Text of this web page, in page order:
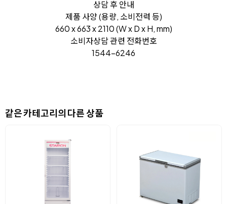
상담 후 안내
제품 사양 (용량, 소비전력 등)
660 x 663 x 2110 (W x D x H, mm)
소비자상담 관련 전화번호
1544-6246
같은 카테고리의 다른 상품